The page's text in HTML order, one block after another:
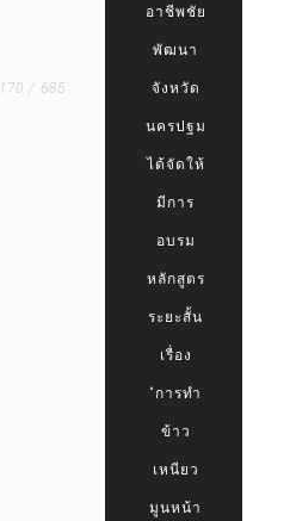
170 / 685
อาชีพชัย
พัฒนา
จังหวัด
นครปฐม
ได้จัดให้
มีการ
อบรม
หลักสูตร
ระยะสั้น
เรื่อง
“การทำ
ข้าว
เหนียว
มูนหน้า